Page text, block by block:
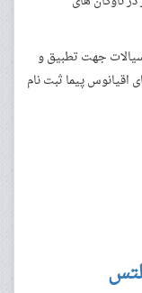
جهت تطبیق و
پیما ثبت نام